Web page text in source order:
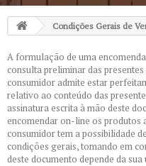
Condições Gerais de
A formulação de uma
consulta preliminar das
consumidor admite estar
relativo ao conteúdo das
assinatura escrita à mão deste
encomendar on-line os produtos
consumidor tem a possibilidade
condições gerais, tomando em
deste documento depende da